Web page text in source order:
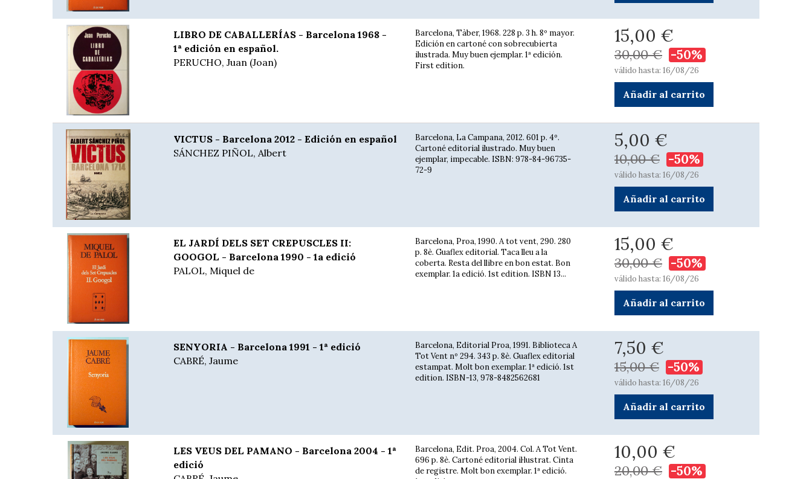
LIBRO DE CABALLERÍAS - Barcelona 1968 -
1ª edición en español.
PERUCHO, Juan (Joan)
Barcelona, Tàber, 1968. 228 p. 3 h. 8º mayor.
Edición en cartoné con sobrecubierta
ilustrada. Muy buen ejemplar. 1ª edición.
First edition.
15,00 €
30,00 € -50%
válido hasta: 16/08/26
Añadir al carrito
VICTUS - Barcelona 2012 - Edición en español
SÁNCHEZ PIÑOL, Albert
Barcelona, La Campana, 2012. 601 p. 4º.
Cartoné editorial ilustrado. Muy buen
ejemplar, impecable. ISBN: 978-84-96735-
72-9
5,00 €
10,00 € -50%
válido hasta: 16/08/26
Añadir al carrito
EL JARDÍ DELS SET CREPUSCLES II:
GOOGOL - Barcelona 1990 - 1a edició
PALOL, Miquel de
Barcelona, Proa, 1990. A tot vent, 290. 280
p. 8è. Guaflex editorial. Taca lleu a la
coberta. Resta del llibre en bon estat. Bon
exemplar. 1a edició. 1st edition. ISBN 13...
15,00 €
30,00 € -50%
válido hasta: 16/08/26
Añadir al carrito
SENYORIA - Barcelona 1991 - 1ª edició
CABRÉ, Jaume
Barcelona, Editorial Proa, 1991. Biblioteca A
Tot Vent nº 294. 343 p. 8è. Guaflex editorial
estampat. Molt bon exemplar. 1ª edició. 1st
edition. ISBN-13, 978-8482562681
7,50 €
15,00 € -50%
válido hasta: 16/08/26
Añadir al carrito
LES VEUS DEL PAMANO - Barcelona 2004 - 1ª
edició
Barcelona, Edit. Proa, 2004. Col. A Tot Vent.
696 p. 8è. Cartoné editorial il·lustrat. Cinta
de registre. Molt bon exemplar. 1ª edició.
10,00 €
20,00 € -50%